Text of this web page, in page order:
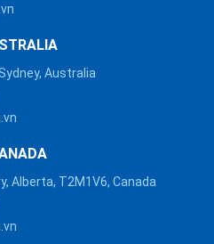
Australia
Alberta, T2M1V6, Canada